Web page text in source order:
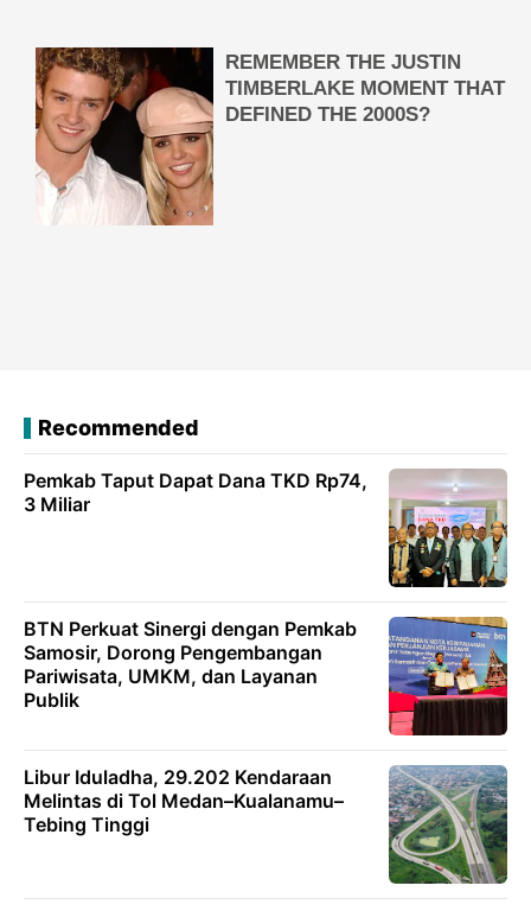
Recommended
Pemkab Taput Dapat Dana TKD Rp74,
3 Miliar
BTN Perkuat Sinergi dengan Pemkab
Samosir, Dorong Pengembangan
Pariwisata, UMKM, dan Layanan
Publik
Libur Iduladha, 29.202 Kendaraan
Melintas di Tol Medan–Kualanamu–
Tebing Tinggi